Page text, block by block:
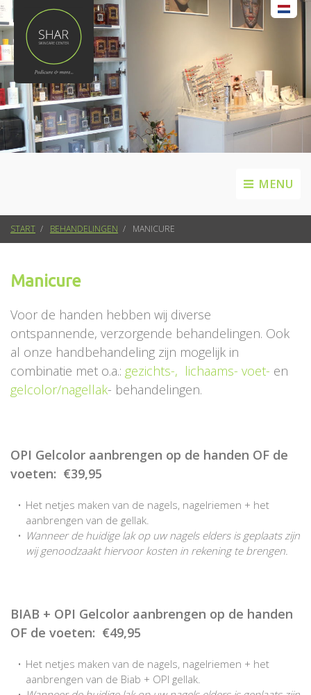
MENU
START BEHANDELINGEN MANICURE
Manicure
Voor de handen hebben wij diverse
ontspannende, verzorgende behandelingen. Ook
al onze handbehandeling zijn mogelijk in
combinatie met o.a.: gezichts-, lichaams- voet- en
gelcolor/nagellak- behandelingen.
OPI Gelcolor aanbrengen op de handen OF de
voeten: €39,95
Het netjes maken van de nagels, nagelriemen + het
aanbrengen van de gellak.
Wanneer de huidige lak op uw nagels elders is geplaats zijn
wij genoodzaakt hiervoor kosten in rekening te brengen.
BIAB + OPI Gelcolor aanbrengen op de handen
OF de voeten: €49,95
Het netjes maken van de nagels, nagelriemen + het
aanbrengen van de Biab + OPI gellak.